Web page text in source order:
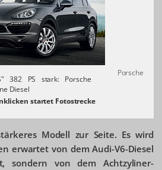
Porsche
382 PS stark: Porsche
Diesel
Modell zur Seite. Es wird
erwartet von dem Audi-V6-Diesel
sondern von dem Achtzyliner-